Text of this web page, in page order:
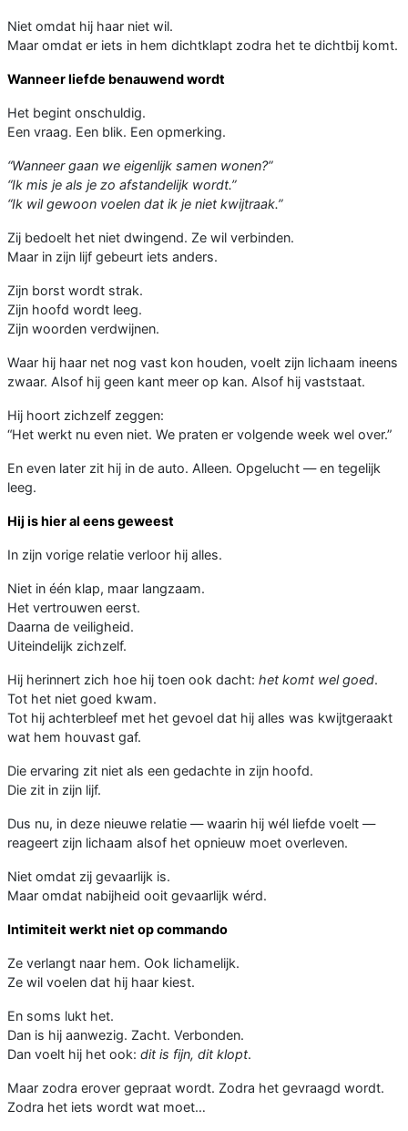
Niet omdat hij haar niet wil.
Maar omdat er iets in hem dichtklapt zodra het te dichtbij komt.
Wanneer liefde benauwend wordt
Het begint onschuldig.
Een vraag. Een blik. Een opmerking.
“Wanneer gaan we eigenlijk samen wonen?”
“Ik mis je als je zo afstandelijk wordt.”
“Ik wil gewoon voelen dat ik je niet kwijtraak.”
Zij bedoelt het niet dwingend. Ze wil verbinden.
Maar in zijn lijf gebeurt iets anders.
Zijn borst wordt strak.
Zijn hoofd wordt leeg.
Zijn woorden verdwijnen.
Waar hij haar net nog vast kon houden, voelt zijn lichaam ineens
zwaar. Alsof hij geen kant meer op kan. Alsof hij vaststaat.
Hij hoort zichzelf zeggen:
“Het werkt nu even niet. We praten er volgende week wel over.”
En even later zit hij in de auto. Alleen. Opgelucht — en tegelijk
leeg.
Hij is hier al eens geweest
In zijn vorige relatie verloor hij alles.
Niet in één klap, maar langzaam.
Het vertrouwen eerst.
Daarna de veiligheid.
Uiteindelijk zichzelf.
Hij herinnert zich hoe hij toen ook dacht: het komt wel goed.
Tot het niet goed kwam.
Tot hij achterbleef met het gevoel dat hij alles was kwijtgeraakt
wat hem houvast gaf.
Die ervaring zit niet als een gedachte in zijn hoofd.
Die zit in zijn lijf.
Dus nu, in deze nieuwe relatie — waarin hij wél liefde voelt —
reageert zijn lichaam alsof het opnieuw moet overleven.
Niet omdat zij gevaarlijk is.
Maar omdat nabijheid ooit gevaarlijk wérd.
Intimiteit werkt niet op commando
Ze verlangt naar hem. Ook lichamelijk.
Ze wil voelen dat hij haar kiest.
En soms lukt het.
Dan is hij aanwezig. Zacht. Verbonden.
Dan voelt hij het ook: dit is fijn, dit klopt.
Maar zodra erover gepraat wordt. Zodra het gevraagd wordt.
Zodra het iets wordt wat moet…